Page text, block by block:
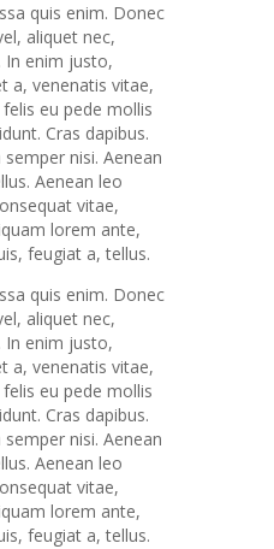
quis enim. Donec
aliquet nec,
In enim justo,
a, venenatis vitae,
eu pede mollis
Cras dapibus.
nisi. Aenean
Aenean leo
vitae,
lorem ante,
feugiat a, tellus.
quis enim. Donec
aliquet nec,
In enim justo,
a, venenatis vitae,
eu pede mollis
Cras dapibus.
nisi. Aenean
Aenean leo
vitae,
lorem ante,
feugiat a, tellus.